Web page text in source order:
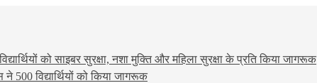
को साइबर सुरक्षा, नशा मुक्ति और महिला सुरक्षा के प्रति किया जागरूक
500 विद्यार्थियों को किया जागरूक